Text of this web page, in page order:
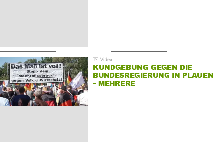
KUNDGEBUNG GEGEN DIE
BUNDESREGIERUNG IN PLAUEN
– MEHRERE